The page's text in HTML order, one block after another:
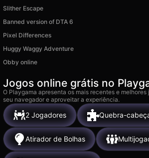
Slither Escape
Banned version of DTA 6
Pixel Differences
Huggy Waggy Adventure
Obby online
Jogos online grátis no
O Playgama apresenta os mais recentes e
seu navegador e aproveitar a experiência.
2 Jogadores Quebra-
Atirador de Bolhas